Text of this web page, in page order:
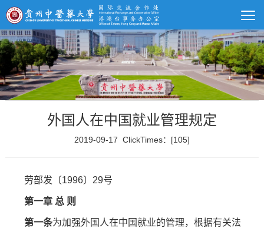
外国人在中国就业管理规定
2019-09-17 ClickTimes：[105]
劳部发〔1996〕29号
第一章 总 则
第一条为加强外国人在中国就业的管理，根据有关法